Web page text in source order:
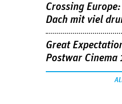
Crossing
Dach mit viel
Great
Postwar